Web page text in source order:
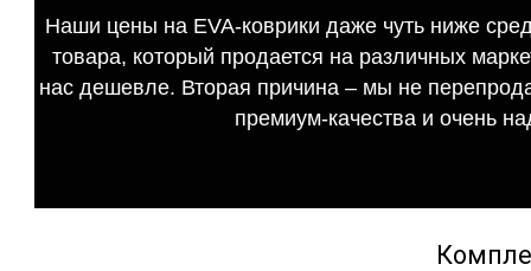
Наши цены на EVA-коврики даже чуть ниже
товара, который продается на различных
нас дешевле. Вторая причина – мы не
премиум-качества и очень